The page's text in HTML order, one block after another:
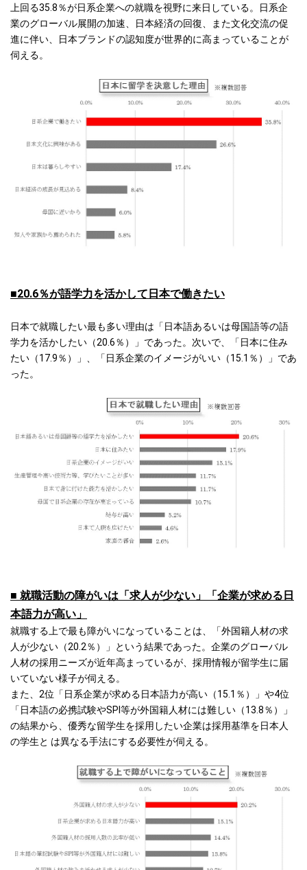
上回る35.8％が日系企業への就職を視野に来日している。日系企
業のグローバル展開の加速、日本経済の回復、また文化交流の促
進に伴い、日本ブランドの認知度が世界的に高まっていることが
伺える。
■20.6％が語学力を活かして日本で働きたい
日本で就職したい最も多い理由は「日本語あるいは母国語等の語
学力を活かしたい（20.6％）」であった。次いで、「日本に住み
たい（17.9％）」、「日系企業のイメージがいい（15.1％）」であ
った。
■ 就職活動の障がいは「求人が少ない」「企業が求める日
本語力が高い」
就職する上で最も障がいになっていることは、「外国籍人材の求
人が少ない（20.2％）」という結果であった。企業のグローバル
人材の採用ニーズが近年高まっているが、採用情報が留学生に届
いていない様子が伺える。
また、2位「日系企業が求める日本語力が高い（15.1％）」や4位
「日本語の必携試験やSPI等が外国籍人材には難しい（13.8％）」
の結果から、優秀な留学生を採用したい企業は採用基準を日本人
の学生と は異なる手法にする必要性が伺える。